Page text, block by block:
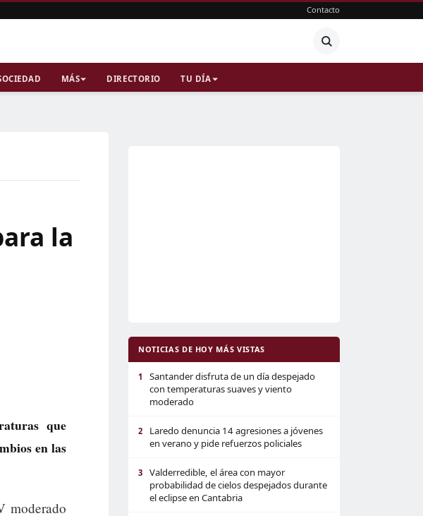
Contacto
MÁS DIRECTORIO TU DÍA
la
que
en las
moderado
NOTICIAS DE HOY MÁS VISTAS
1
Santander disfruta de un día despejado
con temperaturas suaves y viento
moderado
2
Laredo denuncia 14 agresiones a jóvenes
en verano y pide refuerzos policiales
3
Valderredible, el área con mayor
probabilidad de cielos despejados durante
el eclipse en Cantabria